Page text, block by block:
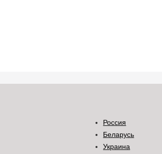
Россия
Беларусь
Украина